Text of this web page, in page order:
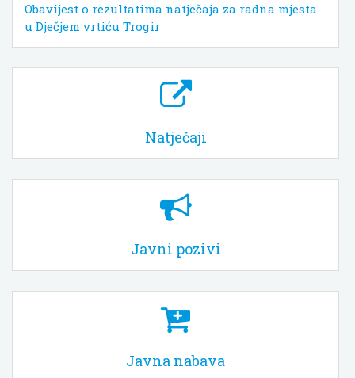
Obavijest o rezultatima natječaja za radna mjesta
u Dječjem vrtiću Trogir
Natječaji
Javni pozivi
Javna nabava